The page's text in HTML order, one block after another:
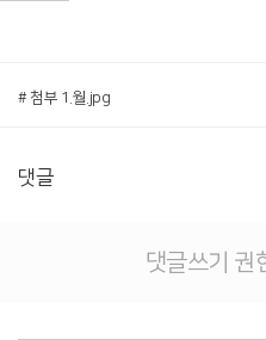
# 첨부 1.월.jpg
댓글
댓글쓰기 권